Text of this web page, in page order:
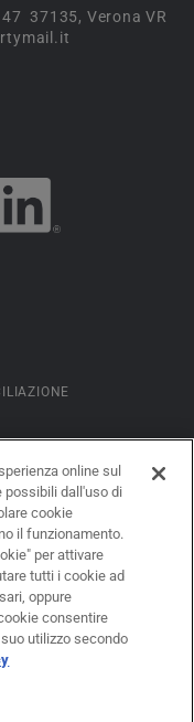
37135, Verona VR
online sul
possibili dall'uso di
cookie
il funzionamento.
per attivare
tutti i cookie ad
oppure
consentire
utilizzo secondo